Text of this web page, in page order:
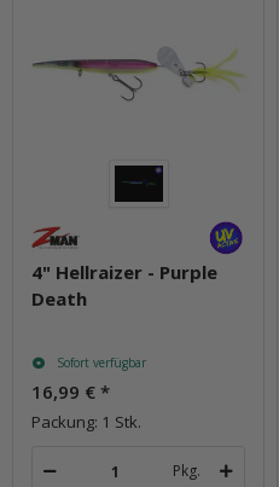
4" Hellraizer - Purple
Death
Sofort verfügbar
16,99 € *
Packung: 1 Stk.
Pkg.